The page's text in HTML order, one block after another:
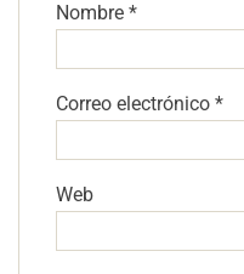
Nombre *
Correo electrónico *
Web